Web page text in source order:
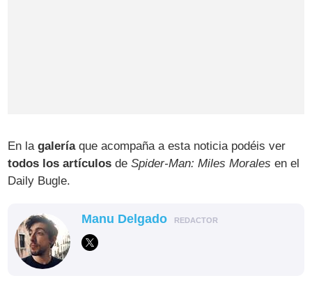
En lagaleríaque acompaña a esta noticia podéis ver
todos los artículos deSpider-Man: Miles Morales en el
Daily Bugle.
Manu Delgado REDACTOR